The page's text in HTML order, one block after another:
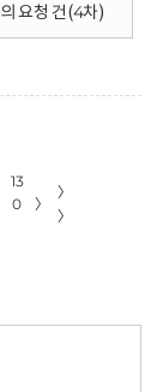
요청 건(4차)
13
0
〉
〉
〉